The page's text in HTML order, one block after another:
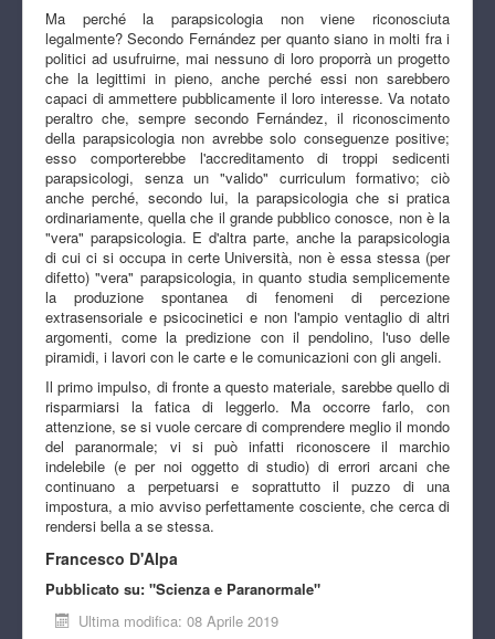
Ma perché la parapsicologia non viene riconosciuta
legalmente? Secondo Fernández per quanto siano in molti fra i
politici ad usufruirne, mai nessuno di loro proporrà un progetto
che la legittimi in pieno, anche perché essi non sarebbero
capaci di ammettere pubblicamente il loro interesse. Va notato
peraltro che, sempre secondo Fernández, il riconoscimento
della parapsicologia non avrebbe solo conseguenze positive;
esso comporterebbe l'accreditamento di troppi sedicenti
parapsicologi, senza un "valido" curriculum formativo; ciò
anche perché, secondo lui, la parapsicologia che si pratica
ordinariamente, quella che il grande pubblico conosce, non è la
"vera" parapsicologia. E d'altra parte, anche la parapsicologia
di cui ci si occupa in certe Università, non è essa stessa (per
difetto) "vera" parapsicologia, in quanto studia semplicemente
la produzione spontanea di fenomeni di percezione
extrasensoriale e psicocinetici e non l'ampio ventaglio di altri
argomenti, come la predizione con il pendolino, l'uso delle
piramidi, i lavori con le carte e le comunicazioni con gli angeli.
Il primo impulso, di fronte a questo materiale, sarebbe quello di
risparmiarsi la fatica di leggerlo. Ma occorre farlo, con
attenzione, se si vuole cercare di comprendere meglio il mondo
del paranormale; vi si può infatti riconoscere il marchio
indelebile (e per noi oggetto di studio) di errori arcani che
continuano a perpetuarsi e soprattutto il puzzo di una
impostura, a mio avviso perfettamente cosciente, che cerca di
rendersi bella a se stessa.
Francesco D'Alpa
Pubblicato su: "Scienza e Paranormale"
Ultima modifica: 08 Aprile 2019